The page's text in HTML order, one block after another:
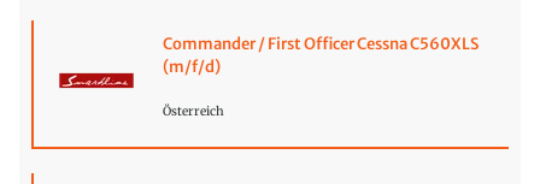
Commander / First Officer Cessna C560XLS
(m/f/d)
Österreich